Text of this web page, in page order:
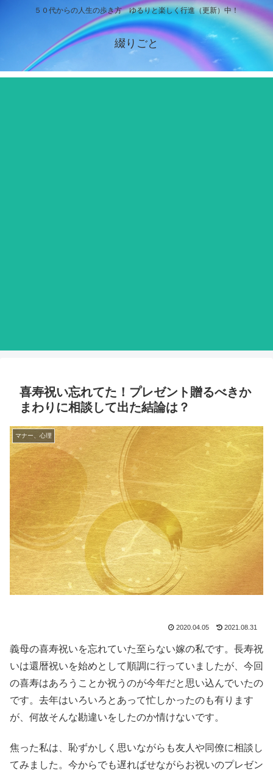
５０代からの人生の歩き方 ゆるりと楽しく行進（更新）中！
綴りごと
喜寿祝い忘れてた！プレゼント贈るべきか
まわりに相談して出た結論は？
マナー、心理
2020.04.05 2021.08.31
義母の喜寿祝いを忘れていた至らない嫁の私です。長寿祝
いは還暦祝いを始めとして順調に行っていましたが、今回
の喜寿はあろうことか祝うのが今年だと思い込んでいたの
です。去年はいろいろとあって忙しかったのも有ります
が、何故そんな勘違いをしたのか情けないです。
焦った私は、恥ずかしく思いながらも友人や同僚に相談し
てみました。今からでも遅ればせながらお祝いのプレゼン